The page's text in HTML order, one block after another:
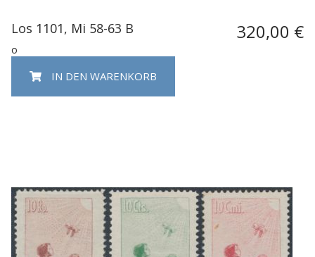
Los 1101, Mi 58-63 B 320,00 €
o
IN DEN WARENKORB